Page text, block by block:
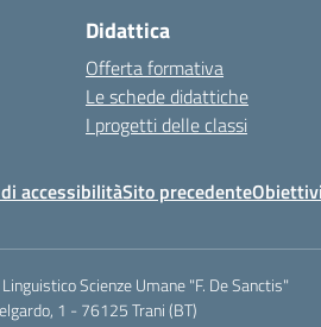
Didattica
Offerta formativa
Le schede didattiche
I progetti delle classi
accessibilitàSito precedente
Scienze Umane "F. De Sanctis"
1 - 76125 Trani (BT)